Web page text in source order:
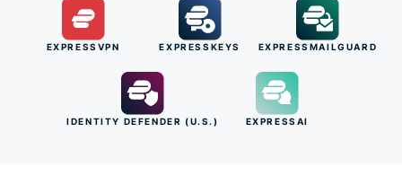
EXPRESSVPN EXPRESSKEYS EXPRESSMAILGUARD
IDENTITY DEFENDER (U.S.) EXPRESSAI